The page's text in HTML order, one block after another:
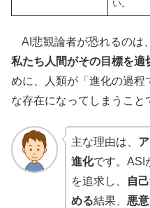
い。
AI悲観論者が恐れるのは
私たち人間がその目標を
めに、人類が「進化の過程
な存在になってしまうこと
主な理由は、
進化です。ASI
を追求し、
自
める結果、 悪